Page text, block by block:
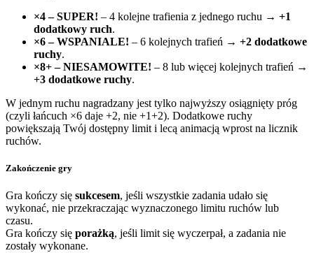
×4 – SUPER! – 4 kolejne trafienia z jednego ruchu → +1
dodatkowy ruch.
×6 – WSPANIALE! – 6 kolejnych trafień → +2 dodatkowe
ruchy.
×8+ – NIESAMOWITE! – 8 lub więcej kolejnych trafień →
+3 dodatkowe ruchy.
W jednym ruchu nagradzany jest tylko najwyższy osiągnięty próg
(czyli łańcuch ×6 daje +2, nie +1+2). Dodatkowe ruchy
powiększają Twój dostępny limit i lecą animacją wprost na licznik
ruchów.
Zakończenie gry
Gra kończy się sukcesem, jeśli wszystkie zadania udało się
wykonać, nie przekraczając wyznaczonego limitu ruchów lub
czasu.
Gra kończy się porażką, jeśli limit się wyczerpał, a zadania nie
zostały wykonane.